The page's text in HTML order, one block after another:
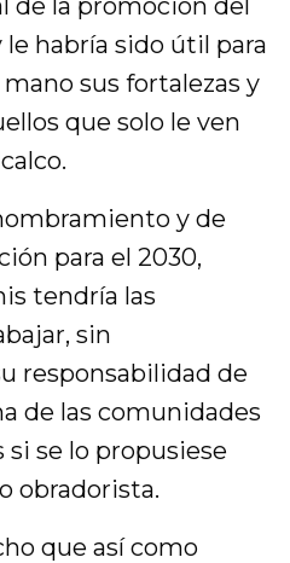
de la promoción del
habría sido útil para
sus fortalezas y
que solo le ven
y de
para el 2030,
tendría las
sin
responsabilidad de
de las comunidades
si se lo propusiese
obradorista.
que así como